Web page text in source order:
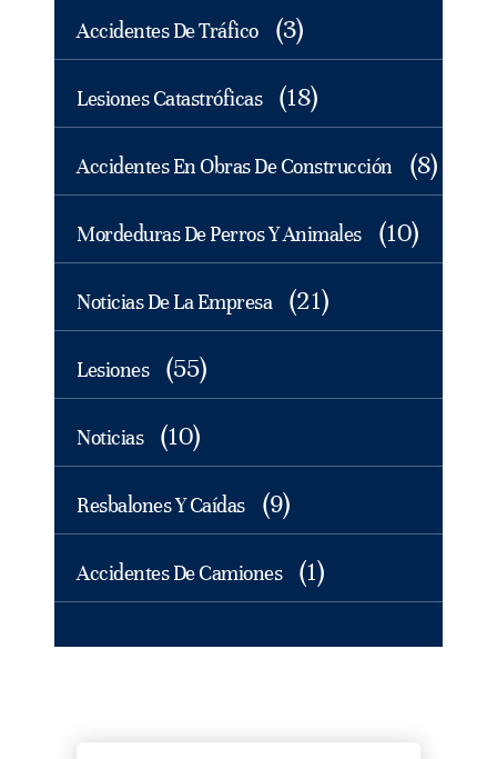
Accidentes De Tráfico (3)
Lesiones Catastróficas (18)
Accidentes En Obras De Construcción (8)
Mordeduras De Perros Y Animales (10)
Noticias De La Empresa (21)
Lesiones (55)
Noticias (10)
Resbalones Y Caídas (9)
Accidentes De Camiones (1)